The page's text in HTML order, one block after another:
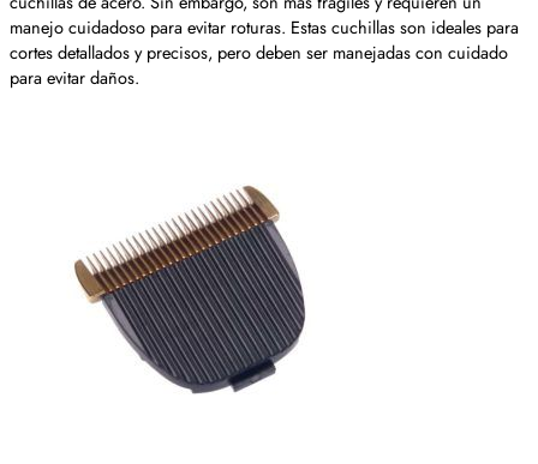
manejo cuidadoso para evitar roturas. Estas cuchillas son ideales para
cortes detallados y precisos, pero deben ser manejadas con cuidado
para evitar daños.